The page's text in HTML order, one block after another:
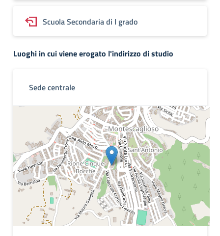
Scuola Secondaria di I grado
Luoghi in cui viene erogato l'indirizzo di studio
Sede centrale